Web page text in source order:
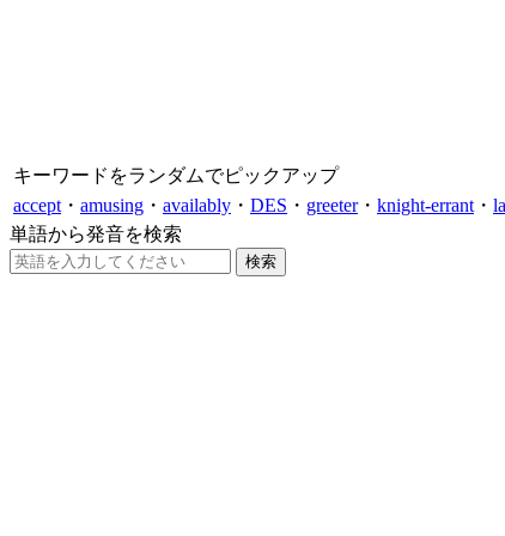
キーワードをランダムでピックアップ
accept ・ amusing ・ availably ・ DES ・ greeter・ knight-errant ・
単語から発音を検索